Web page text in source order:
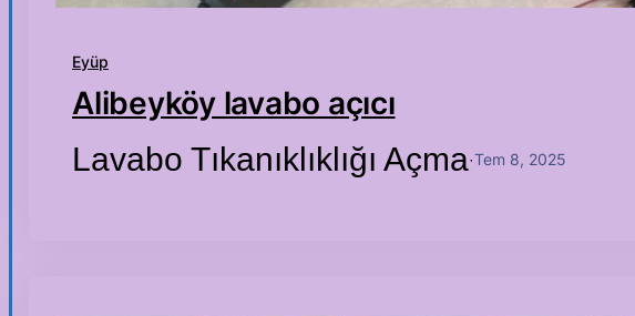
Eyüp
Alibeyköy lavabo açıcı
Lavabo Tıkanıklıklığı Açma·Tem 8, 2025